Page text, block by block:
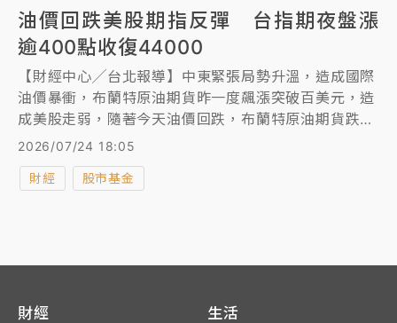
油價回跌美股期指反彈 台指期夜盤漲
逾400點收復44000
【財經中心╱台北報導】中東緊張局勢升溫，造成國際
油價暴衝，布蘭特原油期貨昨一度飆漲突破百美元，造
成美股走弱，隨著今天油價回跌，布蘭特原油期貨跌逾
4%，帶動美股期指反彈，台指期夜盤在下午18時左右
漲逾400點收復44000點。
2026/07/24 18:05
財經 股市基金
財經 生活